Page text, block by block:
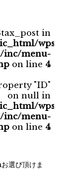
in
wps/
inc/menu-
on line 4
"ID"
on null in
wps/
inc/menu-
on line 4
選び頂けま